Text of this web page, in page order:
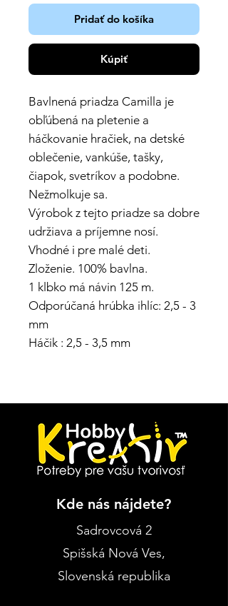
Pridať do košíka
Kúpiť
Bavlnená priadza Camilla je
obľúbená na pletenie a
háčkovanie hračiek, na detské
oblečenie, vankúše, tašky,
čiapok, svetríkov a podobne.
Nežmolkuje sa.
Výrobok z tejto priadze sa dobre
udržiava a príjemne nosí.
Vhodné i pre malé deti.
Zloženie. 100% bavlna.
1 klbko má návin 125 m.
Odporúčaná hrúbka ihlíc: 2,5 - 3
mm
Háčik : 2,5 - 3,5 mm
Kde nás nájdete?
Sadrovcová 2
Spišská Nová Ves,
Slovenská republika